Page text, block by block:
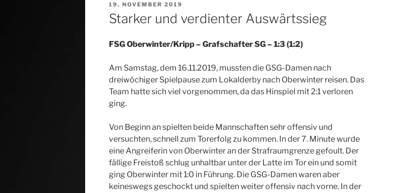
VERÖFFENTLICHT
AM
19. NOVEMBER 2019
Starker und verdienter Auswärtssieg
FSG Oberwinter/Kripp – Grafschafter SG – 1:3 (1:2)
Am Samstag, dem 16.11.2019, mussten die GSG-Damen nach
dreiwöchiger Spielpause zum Lokalderby nach Oberwinter reisen. Das
Team hatte sich viel vorgenommen, da das Hinspiel mit 2:1 verloren
ging.
Von Beginn an spielten beide Mannschaften sehr offensiv und
versuchten, schnell zum Torerfolg zu kommen. In der 7. Minute wurde
eine Angreiferin von Oberwinter an der Strafraumgrenze gefoult. Der
fällige Freistoß schlug unhaltbar unter der Latte im Tor ein und somit
ging Oberwinter mit 1:0 in Führung. Die GSG-Damen waren aber
keineswegs geschockt und spielten weiter offensiv nach vorne. In der